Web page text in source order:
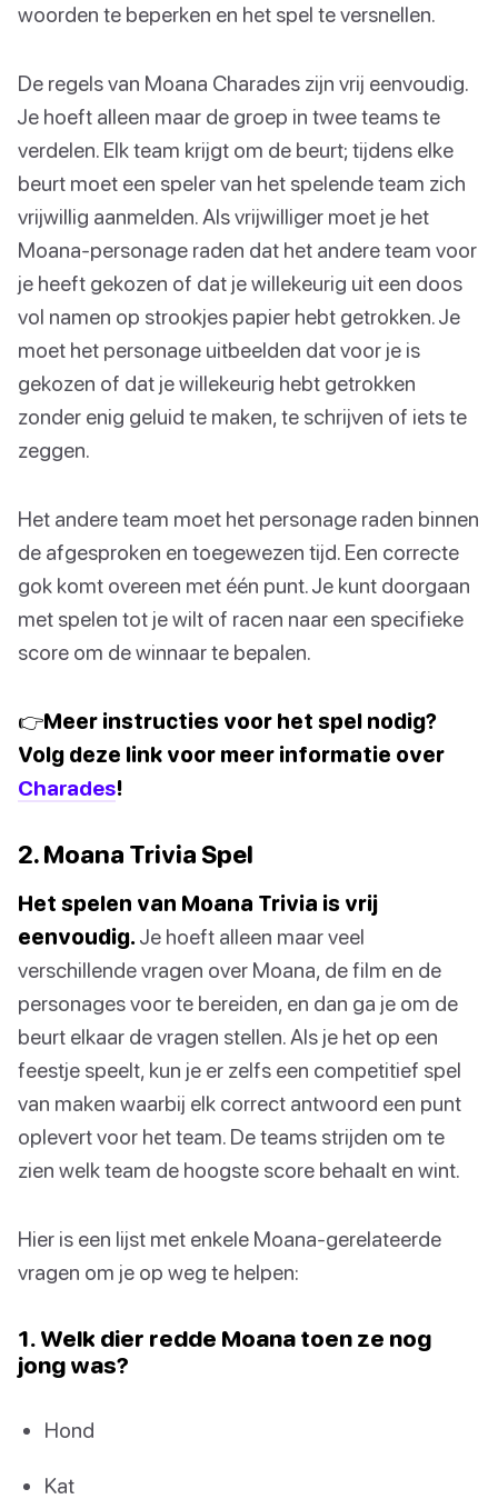
woorden te beperken en het spel te versnellen.
De regels van Moana Charades zijn vrij eenvoudig.
Je hoeft alleen maar de groep in twee teams te
verdelen. Elk team krijgt om de beurt; tijdens elke
beurt moet een speler van het spelende team zich
vrijwillig aanmelden. Als vrijwilliger moet je het
Moana-personage raden dat het andere team voor
je heeft gekozen of dat je willekeurig uit een doos
vol namen op strookjes papier hebt getrokken. Je
moet het personage uitbeelden dat voor je is
gekozen of dat je willekeurig hebt getrokken
zonder enig geluid te maken, te schrijven of iets te
zeggen.
Het andere team moet het personage raden binnen
de afgesproken en toegewezen tijd. Een correcte
gok komt overeen met één punt. Je kunt doorgaan
met spelen tot je wilt of racen naar een specifieke
score om de winnaar te bepalen.
👉Meer instructies voor het spel nodig?
Volg deze link voor meer informatie over
Charades!
2. Moana Trivia Spel
Het spelen van Moana Trivia is vrij
eenvoudig. Je hoeft alleen maar veel
verschillende vragen over Moana, de film en de
personages voor te bereiden, en dan ga je om de
beurt elkaar de vragen stellen. Als je het op een
feestje speelt, kun je er zelfs een competitief spel
van maken waarbij elk correct antwoord een punt
oplevert voor het team. De teams strijden om te
zien welk team de hoogste score behaalt en wint.
Hier is een lijst met enkele Moana-gerelateerde
vragen om je op weg te helpen:
1. Welk dier redde Moana toen ze nog
jong was?
Hond
Kat